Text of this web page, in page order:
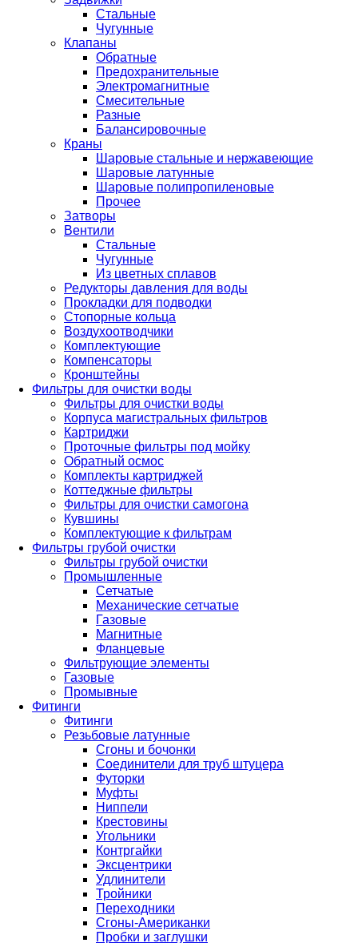
Стальные
Чугунные
Клапаны
Обратные
Предохранительные
Электромагнитные
Смесительные
Разные
Балансировочные
Краны
Шаровые стальные и нержавеющие
Шаровые латунные
Шаровые полипропиленовые
Прочее
Затворы
Вентили
Стальные
Чугунные
Из цветных сплавов
Редукторы давления для воды
Прокладки для подводки
Стопорные кольца
Воздухоотводчики
Комплектующие
Компенсаторы
Кронштейны
Фильтры для очистки воды
Фильтры для очистки воды
Корпуса магистральных фильтров
Картриджи
Проточные фильтры под мойку
Обратный осмос
Комплекты картриджей
Коттеджные фильтры
Фильтры для очистки самогона
Кувшины
Комплектующие к фильтрам
Фильтры грубой очистки
Фильтры грубой очистки
Промышленные
Сетчатые
Механические сетчатые
Газовые
Магнитные
Фланцевые
Фильтрующие элементы
Газовые
Промывные
Фитинги
Фитинги
Резьбовые латунные
Сгоны и бочонки
Соединители для труб штуцера
Футорки
Муфты
Ниппели
Крестовины
Угольники
Контргайки
Эксцентрики
Удлинители
Тройники
Переходники
Сгоны-Американки
Пробки и заглушки